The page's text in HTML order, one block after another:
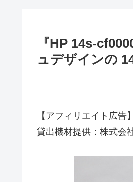
『HP 14s-
ュデザインの
【アフィリエイト広告】
貸出機材提供：株式会